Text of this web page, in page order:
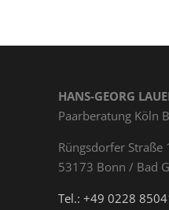
HANS-GEORG
Paarberatung Köln
Rüngs­dor­fer Straße
53173 Bonn / Bad
Tel.: +49 0228